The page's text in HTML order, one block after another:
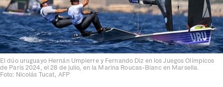
El dúo uruguayo Hernán Umpierre y Fernando Diz en los Juegos Olímpicos
de París 2024, el 28 de julio, en la Marina Roucas-Blanc en Marsella.
Foto: Nicolás Tucat, AFP